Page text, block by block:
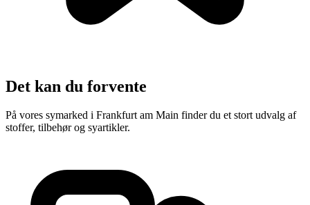
Det kan du forvente
På vores symarked i Frankfurt am Main finder du et stort udvalg af
stoffer, tilbehør og syartikler.